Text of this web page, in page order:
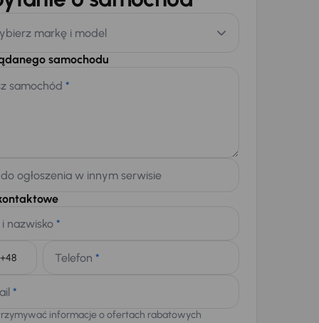
markę i model
samochodu
samochód *
ogłoszenia w innym serwisie
nazwisko *
Telefon *
*
informacje o ofertach rabatowych